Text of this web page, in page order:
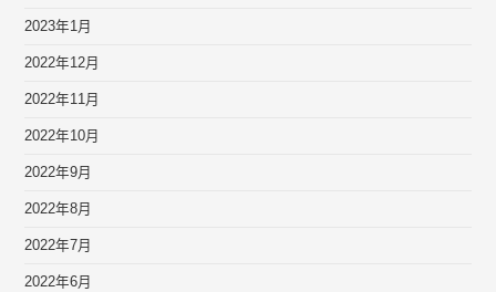
2023年1月
2022年12月
2022年11月
2022年10月
2022年9月
2022年8月
2022年7月
2022年6月